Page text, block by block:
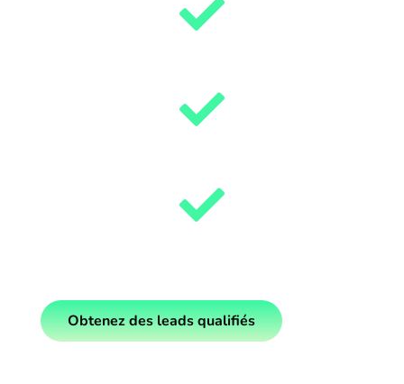
Obtenez des leads qualifiés